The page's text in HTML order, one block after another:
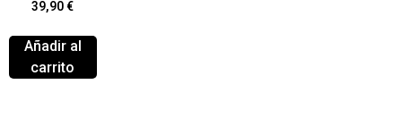
39,90€
Añadir al
carrito